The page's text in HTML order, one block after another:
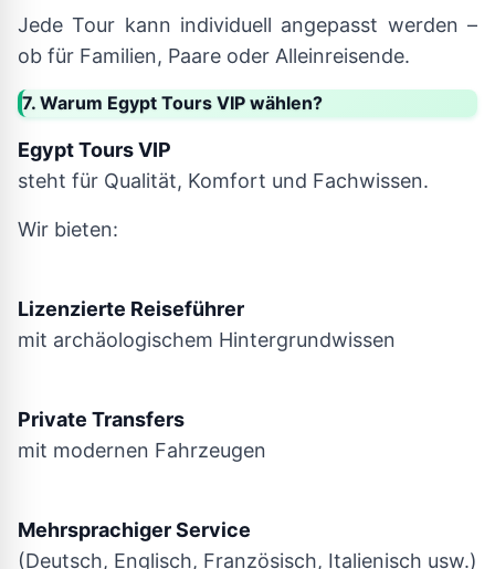
Jede Tour kann individuell angepasst werden –
ob für Familien, Paare oder Alleinreisende.
7. Warum Egypt Tours VIP wählen?
Egypt Tours VIP
steht für Qualität, Komfort und Fachwissen.
Wir bieten:
Lizenzierte Reiseführer
mit archäologischem Hintergrundwissen
Private Transfers
mit modernen Fahrzeugen
Mehrsprachiger Service
(Deutsch, Englisch, Französisch, Italienisch usw.)